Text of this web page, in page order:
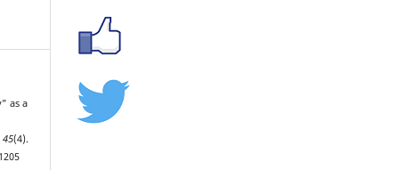
as a
45(4).